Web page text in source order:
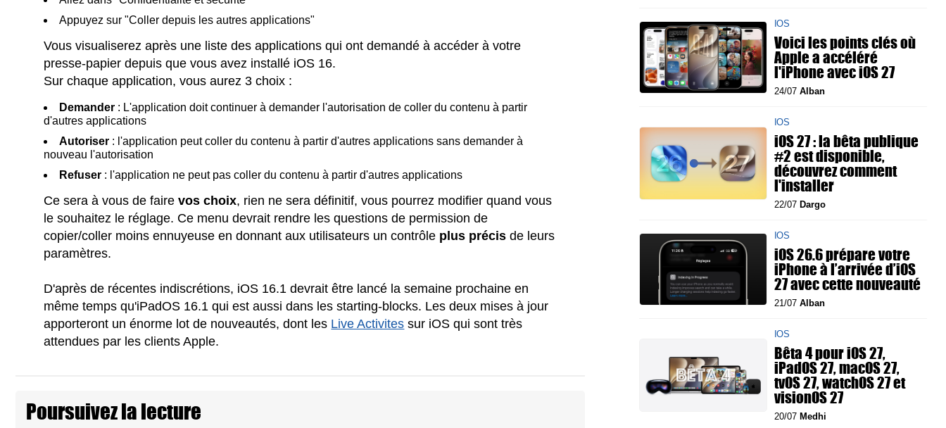
Appuyez sur "Coller depuis les autres applications"
Vous visualiserez après une liste des applications qui ont demandé à accéder à votre
presse-papier depuis que vous avez installé iOS 16.
Sur chaque application, vous aurez 3 choix :
Demander : L'application doit continuer à demander l'autorisation de coller du contenu à partir
d'autres applications
Autoriser : l'application peut coller du contenu à partir d'autres applications sans demander à
nouveau l'autorisation
Refuser : l'application ne peut pas coller du contenu à partir d'autres applications
Ce sera à vous de fairevos choix, rien ne sera définitif, vous pourrez modifier quand vous
le souhaitez le réglage. Ce menu devrait rendre les questions de permission de
copier/coller moins ennuyeuse en donnant aux utilisateurs un contrôle plus précis de leurs
paramètres.
D'après de récentes indiscrétions, iOS 16.1 devrait être lancé la semaine prochaine en
même temps qu'iPadOS 16.1 qui est aussi dans les starting-blocks. Les deux mises à jour
apporteront un énorme lot de nouveautés, dont les Live Activites sur iOS qui sont très
attendues par les clients Apple.
Poursuivez la lecture
IOS
Voici les points clés où
Apple a accéléré
l'iPhone avec iOS 27
24/07 Alban
IOS
iOS 27 : la bêta publique
#2 est disponible,
découvrez comment
l'installer
22/07 Dargo
IOS
iOS 26.6 prépare votre
iPhone à l’arrivée d’iOS
27 avec cette nouveauté
21/07 Alban
IOS
Bêta 4 pour iOS 27,
iPadOS 27, macOS 27,
tvOS 27, watchOS 27 et
visionOS 27
20/07 Medhi